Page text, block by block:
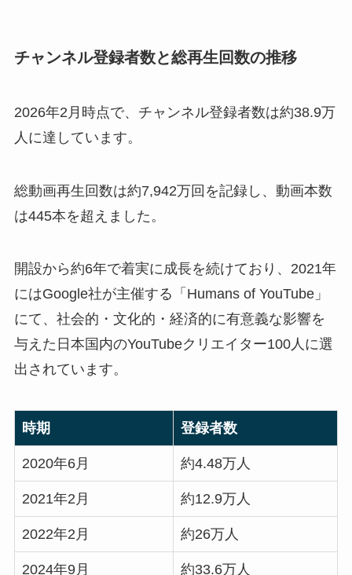
チャンネル登録者数と総再生回数の推移
2026年2月時点で、チャンネル登録者数は約38.9万
人に達しています。
総動画再生回数は約7,942万回を記録し、動画本数
は445本を超えました。
開設から約6年で着実に成長を続けており、2021年
にはGoogle社が主催する「Humans of YouTube」
にて、社会的・文化的・経済的に有意義な影響を
与えた日本国内のYouTubeクリエイター100人に選
出されています。
時期 登録者数
2020年6月 約4.48万人
2021年2月 約12.9万人
2022年2月 約26万人
2024年9月 約33.6万人